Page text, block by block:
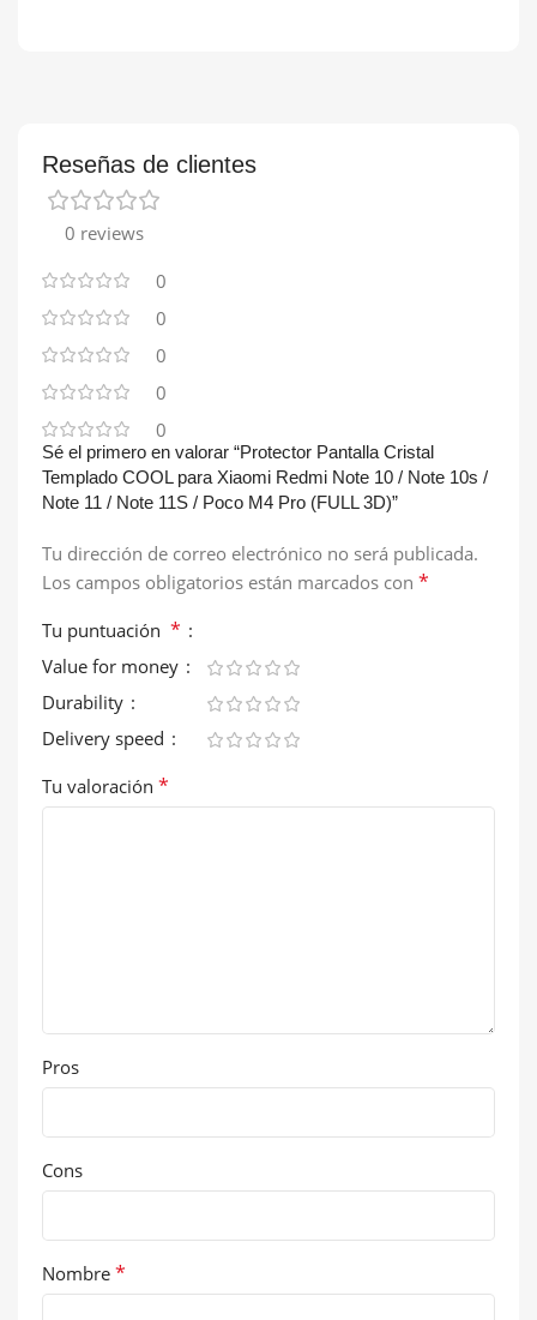
Reseñas de clientes
0 reviews
0
0
0
0
0
Sé el primero en valorar “Protector Pantalla Cristal
Templado COOL para Xiaomi Redmi Note 10 / Note 10s /
Note 11 / Note 11S / Poco M4 Pro (FULL 3D)”
Tu dirección de correo electrónico no será publicada.
Los campos obligatorios están marcados con *
Tu puntuación *
Value for money
Durability
Delivery speed
Tu valoración *
Pros
Cons
Nombre *